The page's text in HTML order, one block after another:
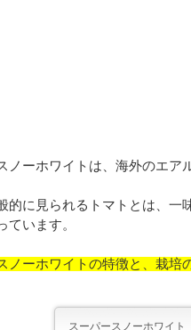
ノーホワイトは、海外のエア
的に見られるトマトとは、一
ています。
ノーホワイトの特徴と、栽培
スーパースノーホワイト